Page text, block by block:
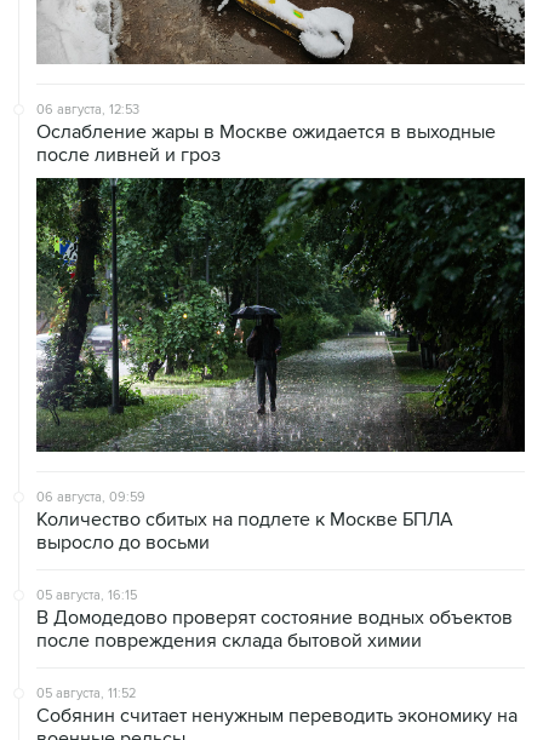
06 августа, 12:53
Ослабление жары в Москве ожидается в выходные
после ливней и гроз
06 августа, 09:59
Количество сбитых на подлете к Москве БПЛА
выросло до восьми
05 августа, 16:15
В Домодедово проверят состояние водных объектов
после повреждения склада бытовой химии
05 августа, 11:52
Собянин считает ненужным переводить экономику на